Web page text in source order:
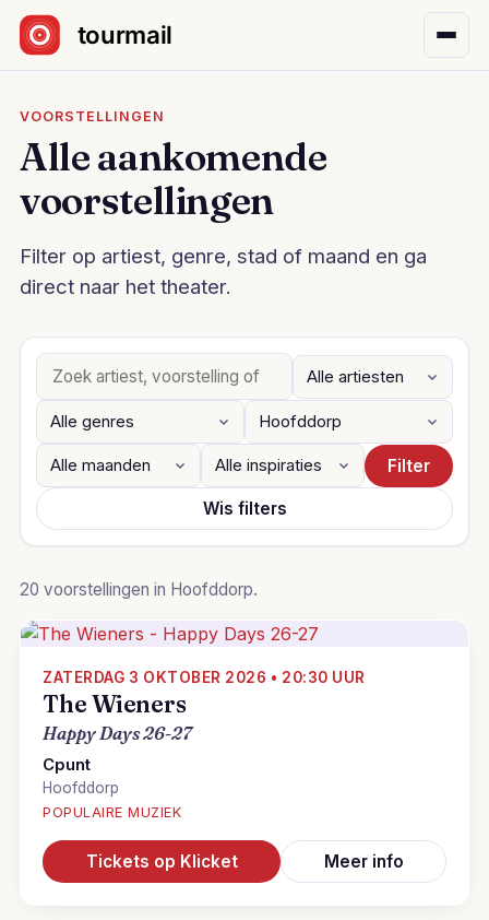
Sla navigatie over
VOORSTELLINGEN
Alle aankomende
voorstellingen
Filter op artiest, genre, stad of maand en ga
direct naar het theater.
Filter
Wis filters
20 voorstellingen in Hoofddorp.
ZATERDAG 3 OKTOBER 2026 • 20:30 UUR
The Wieners
Happy Days 26-27
Cpunt
Hoofddorp
POPULAIRE MUZIEK
Tickets op Klicket Meer info